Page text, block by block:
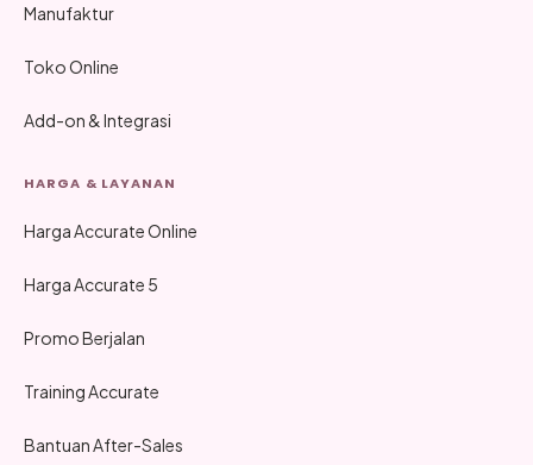
Manufaktur
Toko Online
Add-on & Integrasi
HARGA & LAYANAN
Harga Accurate Online
Harga Accurate 5
Promo Berjalan
Training Accurate
Bantuan After-Sales